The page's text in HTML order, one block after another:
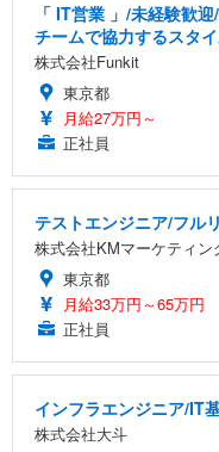
「 IT営業 」/未経験歓
チームで協力するスタ
株式会社Funkit
東京都
月給27万円～
正社員
テストエンジニア/フル
株式会社KMマーケティン
東京都
月給33万円～65万円
正社員
インフラエンジニア/IT
株式会社大斗